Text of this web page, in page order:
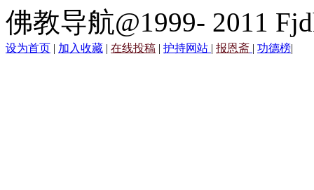
佛教导航@1999- 2011
设为首页 | 加入收藏 | 在线投稿 | 护持网站 | 报恩斋 | 功德榜|